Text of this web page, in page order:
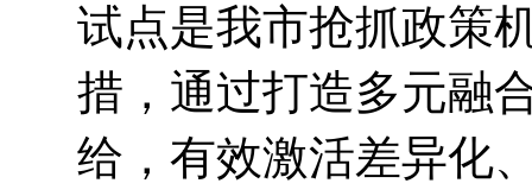
试点是我市抢抓政策
措，通过打造多元融
给，有效激活差异化